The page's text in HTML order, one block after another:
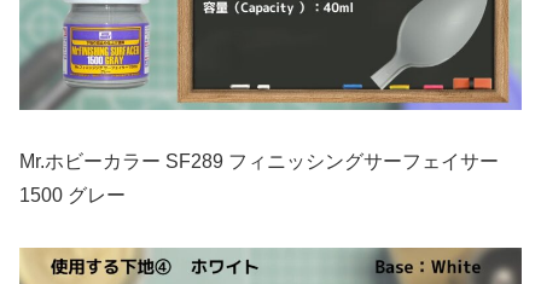
Mr.ホビーカラー SF289 フィニッシングサーフェイサー
1500 グレー